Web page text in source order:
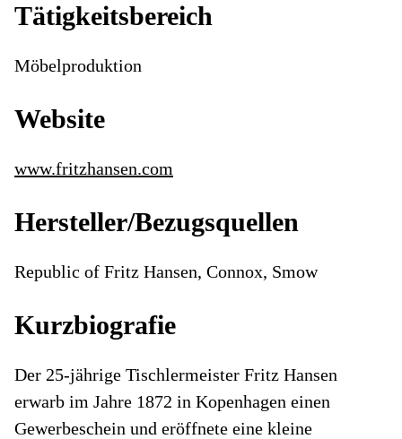
Tätigkeitsbereich
Möbelproduktion
Website
www.fritzhansen.com
Hersteller/Bezugsquellen
Republic of Fritz Hansen, Connox, Smow
Kurzbiografie
Der 25-jährige Tischlermeister Fritz Hansen
erwarb im Jahre 1872 in Kopenhagen einen
Gewerbeschein und eröffnete eine kleine